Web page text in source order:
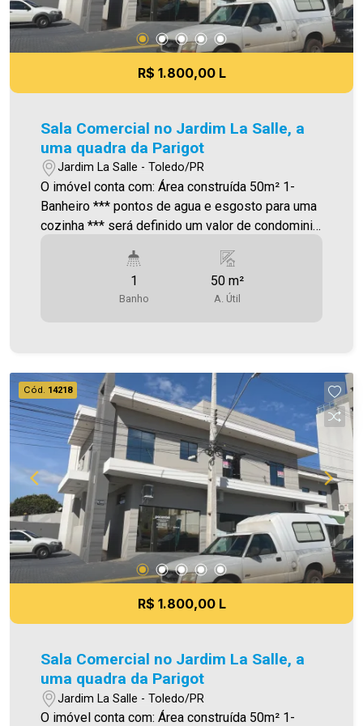
R$ 1.800,00 L
Sala Comercial no Jardim La Salle, a
uma quadra da Parigot
Jardim La Salle - Toledo/PR
O imóvel conta com: Área construída 50m² 1-
Banheiro *** pontos de agua e esgosto para uma
cozinha *** será definido um valor de condominio
Imóvel), equivalente a 6% do valor do aluguel.
Para mais detalhes sobre o FCI, acesse o menu
LOCAÇÃO em nosso site. A Imobiliária Ativa
Aproveite essa oportunidade, agende uma visita!
Imobiliária Ativa | Sinta-se em casa! - As
informações aqui prestadas são verdadeiras,
todavia, reservamo-nos o direito de corrigir
qualquer erro de digitação e/ou ortografia, bem
como alteração dos preços e imagens. Fotos
meramente ilustrativas.
1
Banho
50 m²
A. Útil
Cód. 14218
R$ 1.800,00 L
Sala Comercial no Jardim La Salle, a
uma quadra da Parigot
Jardim La Salle - Toledo/PR
O imóvel conta com: Área construída 50m² 1-